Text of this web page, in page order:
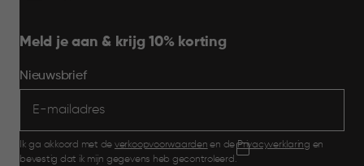
Meld je aan & krijg 10% korting
Nieuwsbrief
Ik ga akkoord met de verkoopvoorwaarden en dePrivacyverklaring en
bevestig dat ik mijn gegevens heb gecontroleerd.